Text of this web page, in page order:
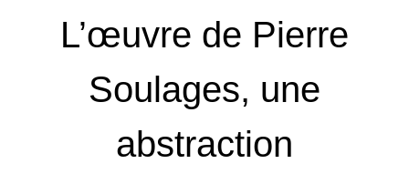
L’œuvre de Pierre
Soulages, une
abstraction